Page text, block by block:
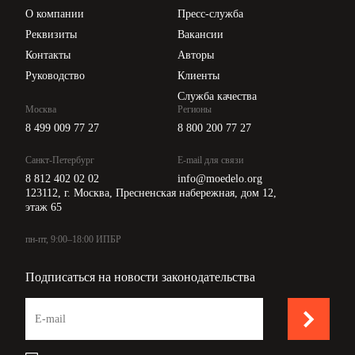
О компании
Реквизиты
Контакты
Руководство
Пресс-служба
Вакансии
Авторы
Клиенты
Служба качества
Москва
8 499 009 77 27
Санкт-Петербург
8 812 402 02 02
Регионы
8 800 200 77 27
E-mail для связи
info@moedelo.org
123112, г. Москва, Пресненская набережная, дом 12,
этаж 65
пн-пт, 9:00–18:00 ИПБР
Подписаться на новости законодательства